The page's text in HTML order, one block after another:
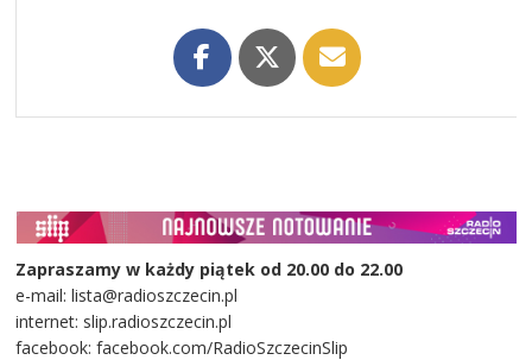
Zapraszamy w każdy piątek od 20.00 do 22.00
e-mail: lista@radioszczecin.pl
internet: slip.radioszczecin.pl
facebook: facebook.com/RadioSzczecinSlip